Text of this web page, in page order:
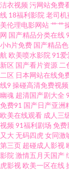
超碰夫妻打炮 国产
啊啊啊 另类视频综
对网站 四虎影院国
线精品 欧美怡红院
大香蕉岛国片 精品91
午夜私人男女 男人
页综合 成人论坛资源
洁衣视频 污网站免费
线 18福利影院 老司机
美伦理电影网站艹艹
网 国产精品分类在线
小h片免费 国产精品
航 欧美喷水影院 91爱
新区 国产看片资源 二
二区 日本网站在线免
线9 操碰高清免费视频
幽魂 超清国产剧大全
免费91 国产日产亚洲
欧美在线观看 成人三
视频 91福利剧场 免费
又大 无码四虎 女同激
第三页 超碰成人影视
影院 激情五月天国产
虎影视 欧美一区在线